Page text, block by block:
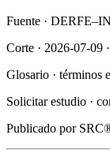
Fuente ·
Corte · 2026-07-09 ·
Glosario · términos
Solicitar estudio ·
Publicado por